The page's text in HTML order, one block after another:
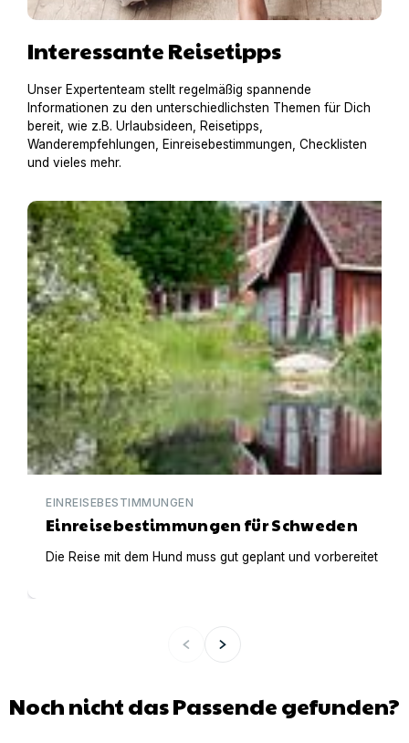
Interessante Reisetipps
Unser Expertenteam stellt regelmäßig spannende
Informationen zu den unterschiedlichsten Themen für Dich
bereit, wie z.B. Urlaubsideen, Reisetipps,
Wanderempfehlungen, Einreisebestimmungen, Checklisten
und vieles mehr.
Einreisebestimmungen für Schweden
EINREISEBESTIMMUNGEN
Einreisebestimmungen für Schweden
Die Reise mit dem Hund muss gut geplant und vorbereitet
Noch nicht das Passende gefunden?